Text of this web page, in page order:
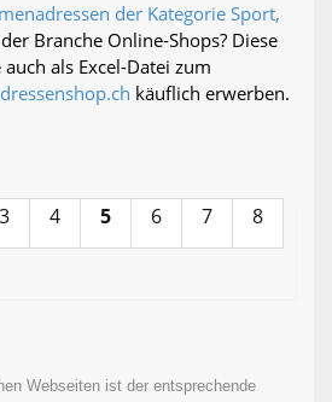
der Kategorie Sport,
Branche Online-Shops? Diese
als Excel-Datei zum
käuflich erwerben.
3 4 5 6 7
8
Webseiten ist der entsprechende